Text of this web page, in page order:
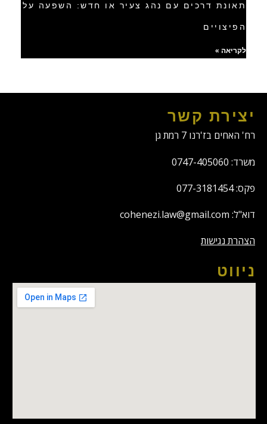
תאונת דרכים עם נהג צעיר או חדש: השפעה על
הפיצויים
לקריאה »
יצירת קשר
רח' האחים בז'רנו 7 רמת גן
משרד: 0747-405060
פקס: 077-3181454
דוא"ל: cohenezi.law@gmail.com
הצהרת נגישות
ניווט